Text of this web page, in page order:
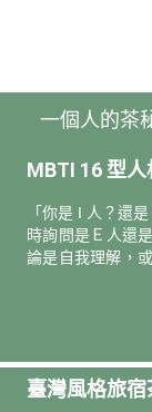
一個人的茶
MBTI 16 型
「你是 I 人？還
時詢問是Ｅ人還
論是自我理解，
驗的 16 型人格
臺灣風格旅宿